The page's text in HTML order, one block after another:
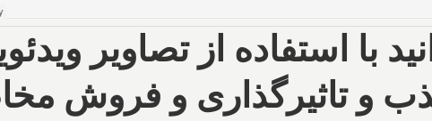
با استفاده از تصاویر
و تاثیرگذاری و فروش